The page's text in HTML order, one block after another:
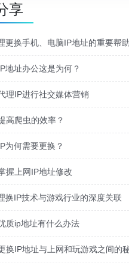
享
更换手机、电脑IP地址的重要帮助
地址办公这是为何？
理IP进行社交媒体营销
高爬虫的效率？
为何需要更换？
握上网IP地址修改
换IP技术与游戏行业的深度关联
质ip地址有什么办法
换IP地址与上网和玩游戏之间的